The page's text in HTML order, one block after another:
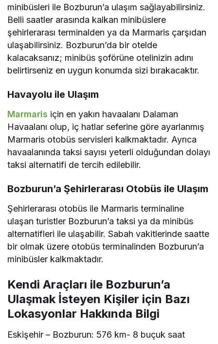
minibüsleri ile Bozburun’a ulaşım sağlayabilirsiniz.
Belli saatler arasında kalkan minibüslere
şehirlerarası terminalden ya da Marmaris çarşıdan
ulaşabilirsiniz. Bozburun’da bir otelde
kalacaksanız; minibüs şoförüne otelinizin adını
belirtirseniz en uygun konumda sizi bırakacaktır.
Havayolu ile Ulaşım
Marmaris için en yakın havaalanı Dalaman
Havaalanı olup, iç hatlar seferine göre ayarlanmış
Marmaris otobüs servisleri kalkmaktadır. Ayrıca
havaalanında taksi sayısı yeterli olduğundan dolayı
taksi alternatifi de tercih edilebilir.
Bozburun’a Şehirlerarası Otobüs ile Ulaşım
Şehirlerarası otobüs ile Marmaris terminaline
ulaşan turistler Bozburun’a taksi ya da minibüs
alternatifleri ile ulaşabilir. Sabah vakitlerinde saatte
bir olmak üzere otobüs terminalinden Bozburun’a
minibüsler kalkmaktadır.
Kendi Araçları ile Bozburun’a
Ulaşmak İsteyen Kişiler için Bazı
Lokasyonlar Hakkında Bilgi
Eskişehir – Bozburun: 576 km- 8 buçuk saat